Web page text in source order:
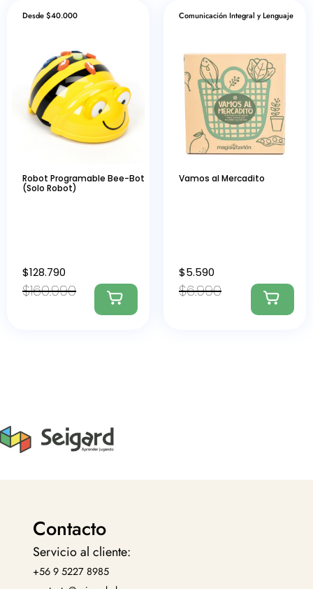
Desde $40.000
Robot Programable Bee-Bot
(Solo Robot)
$160.990
$128.790
Comunicación Integral y Lenguaje
Vamos al Mercadito
$6.990
$5.590
Contacto
Servicio al cliente:
+56 9 5227 8985